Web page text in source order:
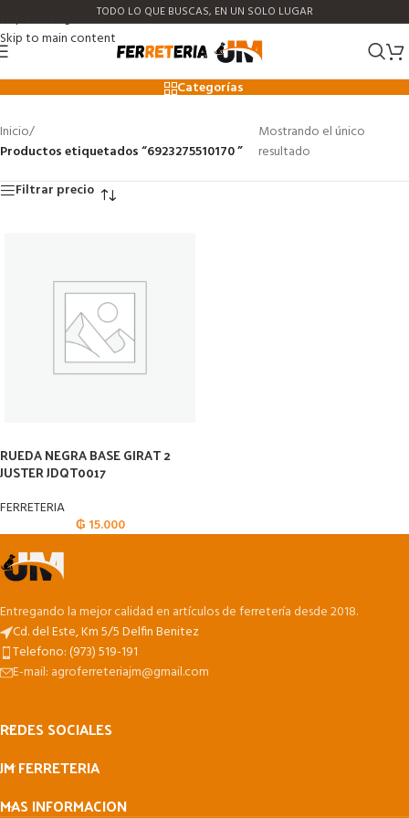
Skip to navigation
Skip to main content
TODO LO QUE BUSCAS, EN UN SOLO LUGAR
6923275510170
Categorías
Inicio/
Productos etiquetados “6923275510170 ”
Mostrando el único
resultado
Filtrar precio
RUEDA NEGRA BASE GIRAT 2
JUSTER JDQT0017
FERRETERIA
₲ 15.000
Entregando la mejor calidad en artículos de ferretería desde 2018.
Cd. del Este, Km 5/5 Delfin Benitez
Telefono: (973) 519-191
E-mail: agroferreteriajm@gmail.com
REDES SOCIALES
JM FERRETERIA
MAS INFORMACION